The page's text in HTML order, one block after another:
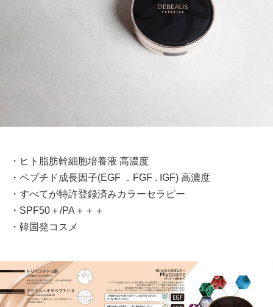
・ヒト脂肪幹細胞培養液 高濃度
・ペプチド成長因子(EGF ．FGF . IGF) 高濃度
・すべてが特許登録済みカラーセラピー
・SPF50＋/PA＋＋＋
・韓国発コスメ